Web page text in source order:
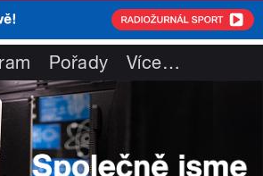
Pořady Více…